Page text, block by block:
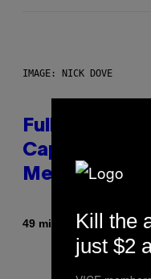
IMAGE: NICK DOVE
Fully-
Members Only
49 minutes ago By
Kill the
just $2